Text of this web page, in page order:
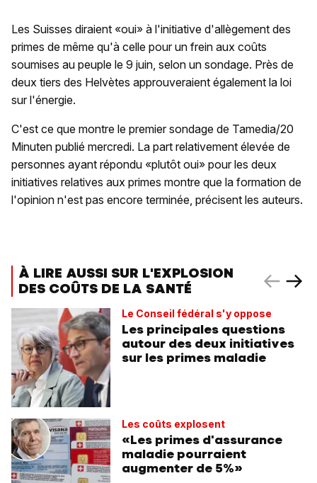
Les Suisses diraient «oui» à l'initiative d'allègement des
primes de même qu'à celle pour un frein aux coûts
soumises au peuple le 9 juin, selon un sondage. Près de
deux tiers des Helvètes approuveraient également la loi
sur l'énergie.
C'est ce que montre le premier sondage de Tamedia/20
Minuten publié mercredi. La part relativement élevée de
personnes ayant répondu «plutôt oui» pour les deux
initiatives relatives aux primes montre que la formation de
l'opinion n'est pas encore terminée, précisent les auteurs.
À LIRE AUSSI SUR L'EXPLOSION
DES COÛTS DE LA SANTÉ
Le Conseil fédéral s'y oppose
Les principales questions
autour des deux initiatives
sur les primes maladie
Les coûts explosent
«Les primes d'assurance
maladie pourraient
augmenter de 5%»